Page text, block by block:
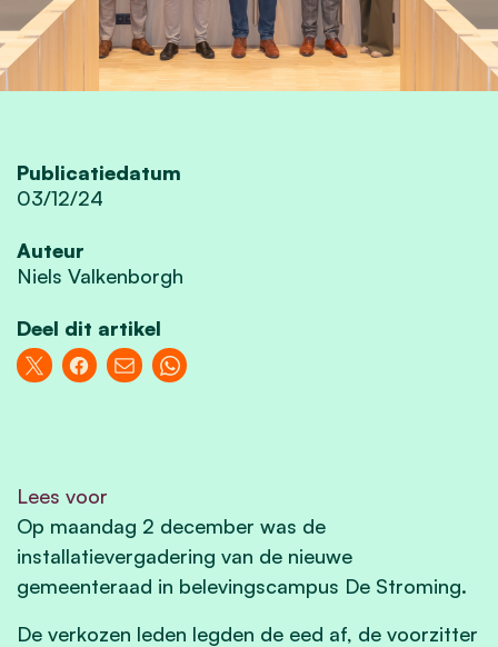
Publicatiedatum
03/12/24
Auteur
Niels Valkenborgh
Deel dit artikel
Lees voor
Op maandag 2 december was de
installatievergadering van de nieuwe
gemeenteraad in belevingscampus De Stroming.
De verkozen leden legden de eed af, de voorzitter